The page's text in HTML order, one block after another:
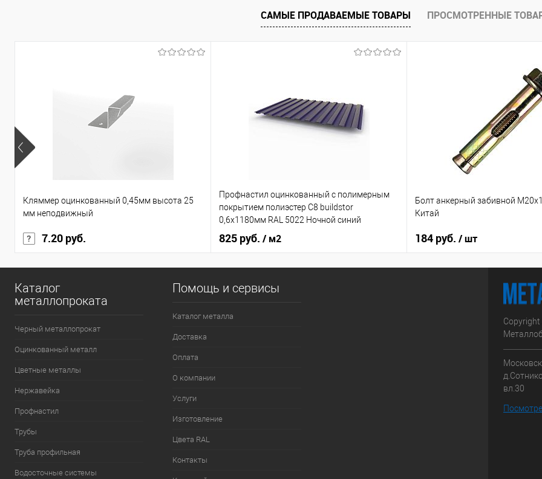
В избранное
Под заказ
САМЫЕ ПРОДАВАЕМЫЕ ТОВАРЫ ПРОСМОТРЕННЫЕ
Кляммер оцинкованный 0,45мм высота 25
мм неподвижный
7.20 руб.
Профнастил оцинкованный с полимерным
покрытием полиэстер С8 buildstor
0,6х1180мм RAL 5022 Ночной синий
825 руб. / м2
Болт анкерный забивной
Китай
184 руб. / шт
Каталог
металлопроката
Черный металлопрокат
Оцинкованный металл
Цветные металлы
Нержавейка
Профнастил
Трубы
Труба профильная
Водосточные системы
Помощь и сервисы
Каталог металла
Доставка
Оплата
О компании
Услуги
Изготовление
Цвета RAL
Контакты
вл.30